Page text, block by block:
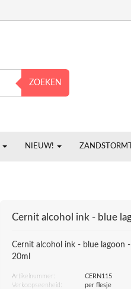
ZOEKEN
NIEUW!
Cernit alcohol ink - blue
Cernit alcohol ink - blue lagoon
20ml
Artikelnummer:
CERN115
Verkoopseenheid:
per flesje